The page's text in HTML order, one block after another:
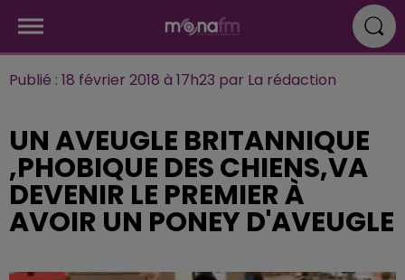
Publié : 18 février 2018 à 17h23 par La rédaction
UN AVEUGLE BRITANNIQUE
,PHOBIQUE DES CHIENS,VA
DEVENIR LE PREMIER À
AVOIR UN PONEY D'AVEUGLE